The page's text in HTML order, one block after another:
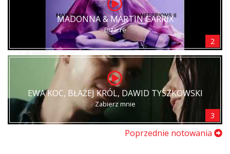
MADONNA & MARTIN GARRIX
Bizarre
2
EWA KOC, BŁAŻEJ KRÓL, DAWID TYSZKOWSKI
Zabierz mnie
3
Poprzednie notowania